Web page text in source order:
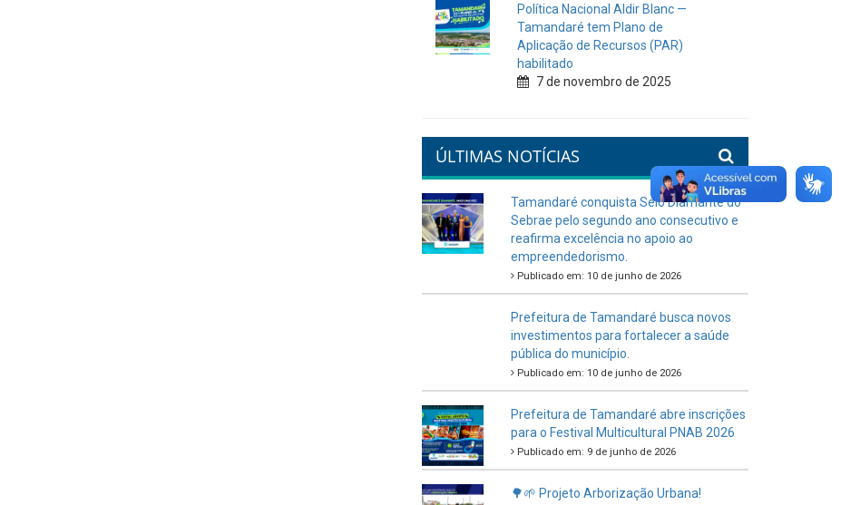
Política Nacional Aldir Blanc —
Tamandaré tem Plano de
Aplicação de Recursos (PAR)
habilitado
7 de novembro de 2025
ÚLTIMAS NOTÍCIAS
Tamandaré conquista Selo Diamante do
Sebrae pelo segundo ano consecutivo e
reafirma excelência no apoio ao
empreendedorismo.
Publicado em: 10 de junho de 2026
Prefeitura de Tamandaré busca novos
investimentos para fortalecer a saúde
pública do município.
Publicado em: 10 de junho de 2026
Prefeitura de Tamandaré abre inscrições
para o Festival Multicultural PNAB 2026
Publicado em: 9 de junho de 2026
🌳🌱 Projeto Arborização Urbana!